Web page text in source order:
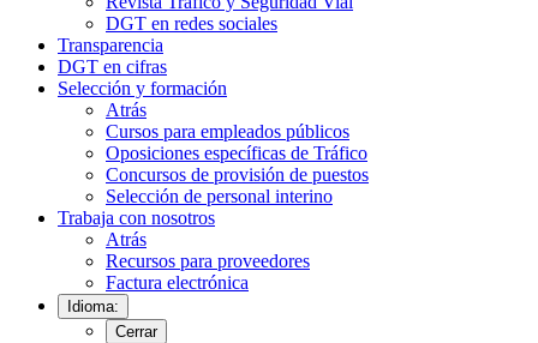
DGT en redes sociales
Transparencia
DGT en cifras
Selección y formación
Atrás
Cursos para empleados públicos
Oposiciones específicas de Tráfico
Concursos de provisión de puestos
Selección de personal interino
Trabaja con nosotros
Atrás
Recursos para proveedores
Factura electrónica
Idioma:
Cerrar